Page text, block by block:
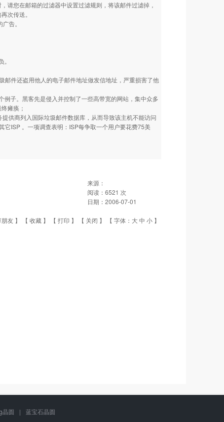
请您在邮箱的过滤器中设置过滤规则，将该邮件过滤掉，
次传送。
告。
件还盗用他人的电子邮件地址做发信地址，严重损害了他
子。黑客先是侵入并控制了一些高带宽的网站，集中众多
瘫痪；
供商列入国际垃圾邮件数据库，从而导致该主机不能访问
它ISP 。一项调查表明：ISP每争取一个用户要花费75美
来源：
阅读： 6521 次
日期： 2006-07-01
朋友 】 【 收藏 】 【 打印 】 【 关闭 】 【 字体： 大中 小 】
晶圆 |
蓝宝石晶圆